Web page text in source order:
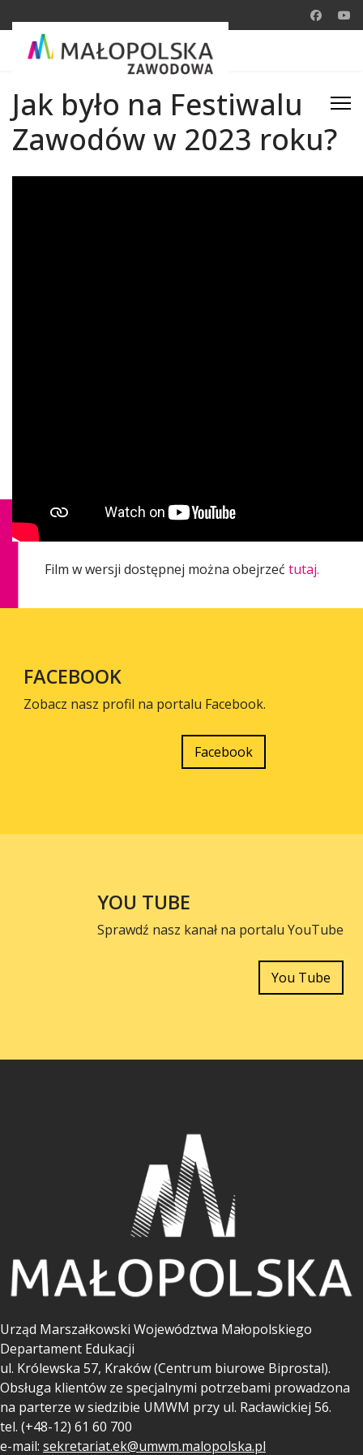
Jak było na Festiwalu
Zawodów w 2023 roku?
Film w wersji dostępnej można obejrzeć tutaj.
FACEBOOK
Zobacz nasz profil na portalu Facebook.
Facebook
YOU TUBE
Sprawdź nasz kanał na portalu YouTube
You Tube
Urząd Marszałkowski Województwa Małopolskiego
Departament Edukacji
ul. Królewska 57, Kraków (Centrum biurowe Biprostal).
Obsługa klientów ze specjalnymi potrzebami prowadzona
na parterze w siedzibie UMWM przy ul. Racławickiej 56.
tel. (+48-12) 61 60 700
e-mail: sekretariat.ek@umwm.malopolska.pl